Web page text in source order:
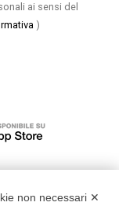
ai sensi del
)
non necessari ✕